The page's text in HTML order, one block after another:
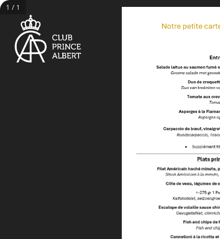
Notre petite
Salade laitue au saumon fumé
Groene salade met
Duo de c
Duo van kroketten
Tomate aux c
Asperges à la F
Asperges
Carpaccio de bœuf,
Rundscarpaccio, T
• Supplément
Plats
Filet Américain haché minute,
Steak Américain à la minute
Côte de veau, légumesde
+-275 gr 1 P
Kalfskotelet, seizoen
Escalope de volaille sauce
Gevogeltefilet,
Fish and chips de
Fish and
Cannelloni à la ricotta et
1 / 1